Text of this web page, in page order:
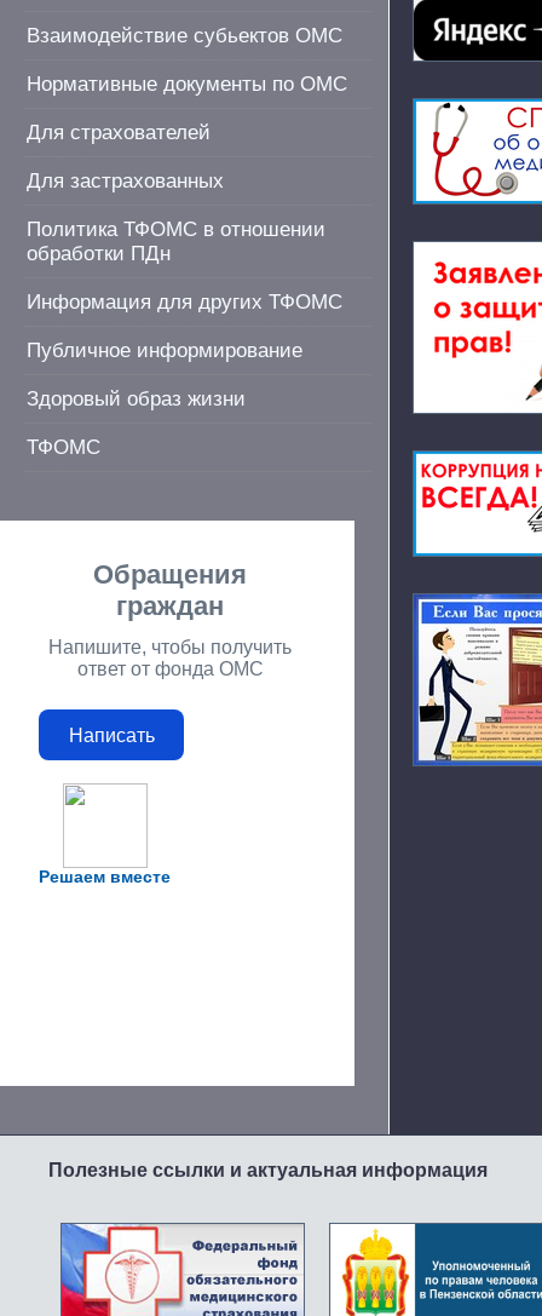
Взаимодействие субьектов ОМС
Нормативные документы по ОМС
Для страхователей
Для застрахованных
Политика ТФОМС в отношении
обработки ПДн
Информация для других ТФОМС
Публичное информирование
Здоровый образ жизни
ТФОМС
Решаем вместе
Обращения
граждан
Напишите, чтобы получить
ответ от фонда ОМС
Написать
Полезные ссылки и актуальная информация